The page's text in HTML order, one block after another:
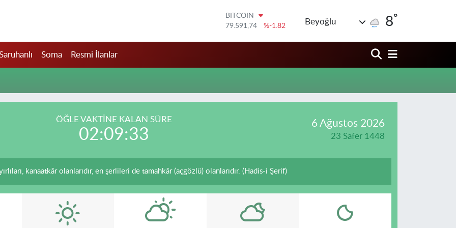
BITCOIN
79.591,74
%-1.82
53,38690
%0.19
Beyoğlu 8°
Soma Resmi İlanlar
ÖĞLE VAKTİNE KALAN SÜRE
02:09:33
6 Ağustos 2026
23 Safer 1448
kanaatkâr olanlarıdır, en şerlileri de tamahkâr (açgözlü) olanlarıdır. (Hadis-i Şerif)